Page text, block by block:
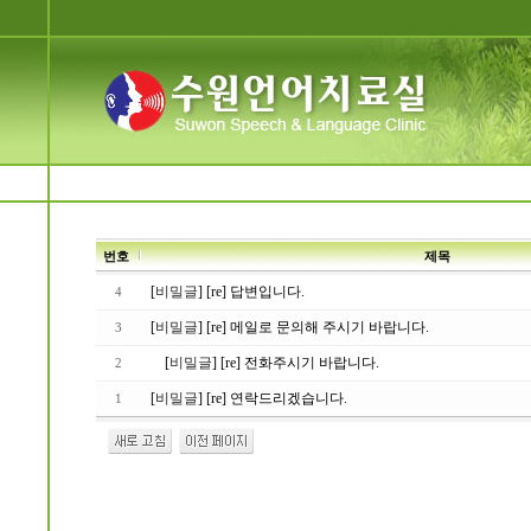
번호 제목
4 [비밀글] [re] 답변입니다.
3 [비밀글] [re] 메일로 문의해 주시기 바랍니다.
2 [비밀글] [re] 전화주시기 바랍니다.
1 [비밀글] [re] 연락드리겠습니다.